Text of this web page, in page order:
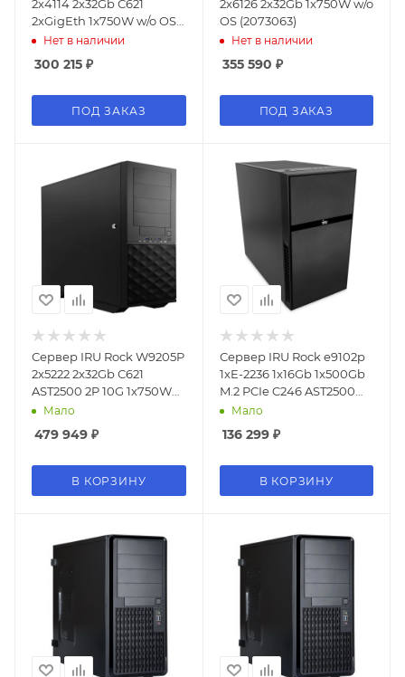
2x4114 2x32Gb С621
2xGigEth 1x750W w/o OS
(2081116)
Нет в наличии
300 215 ₽
ПОД ЗАКАЗ
2x6126 2x32Gb 1x750W w/o
OS (2073063)
Нет в наличии
355 590 ₽
ПОД ЗАКАЗ
Сервер IRU Rock W9205P
2x5222 2x32Gb С621
AST2500 2P 10G 1x750W
w/o OS (2073057)
Мало
479 949 ₽
В КОРЗИНУ
Сервер IRU Rock e9102p
1xE-2236 1x16Gb 1x500Gb
M.2 PCIe C246 AST2500
2xGigEth 1x500W w/o OS
Мало
136 299₽
В КОРЗИНУ